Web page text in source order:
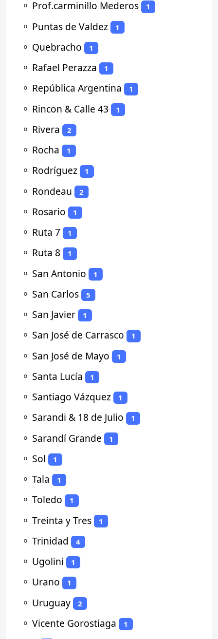
⚬ Prof.carminillo Mederos 1
⚬ Puntas de Valdez 1
⚬ Quebracho 1
⚬ Rafael Perazza 1
⚬ República Argentina 1
⚬ Rincon & Calle 43 1
⚬ Rivera 2
⚬ Rocha 1
⚬ Rodríguez 1
⚬ Rondeau 2
⚬ Rosario 1
⚬ Ruta 7 1
⚬ Ruta 8 1
⚬ San Antonio 1
⚬ San Carlos 5
⚬ San Javier 1
⚬ San José de Carrasco 1
⚬ San José de Mayo 1
⚬ Santa Lucía 1
⚬ Santiago Vázquez 1
⚬ Sarandi & 18 de Julio 1
⚬ Sarandí Grande 1
⚬ Sol 1
⚬ Tala 1
⚬ Toledo 1
⚬ Treinta y Tres 1
⚬ Trinidad 4
⚬ Ugolini 1
⚬ Urano 1
⚬ Uruguay 2
⚬ Vicente Gorostiaga 1